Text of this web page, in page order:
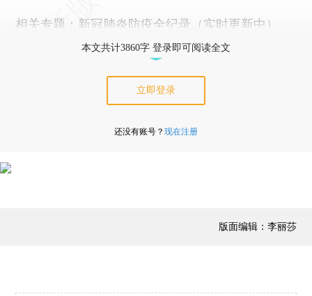
相关专题： 新冠肺炎防疫全纪录（实时更新中）
本文共计3860字 登录即可阅读全文
立即登录
还没有账号？ 现在注册
版面编辑：李丽莎